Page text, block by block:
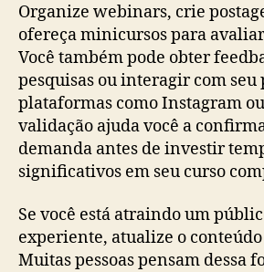
Organize webinars, crie
ofereça minicursos para
Você também pode obter
pesquisas ou interagir com seu
plataformas como Instagram
validação ajuda você a
demanda antes de investir
significativos em seu curso
Se você está atraindo um
experiente, atualize o
Muitas pessoas pensam dessa